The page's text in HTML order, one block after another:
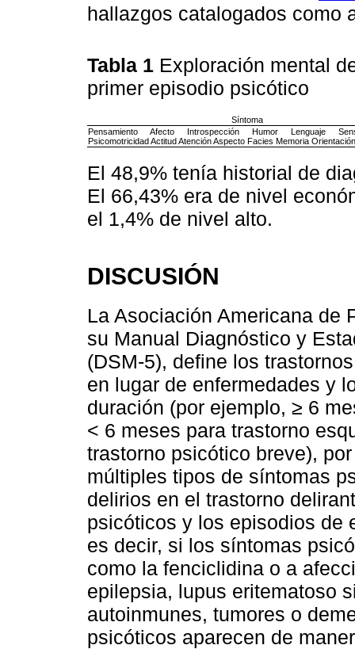
hallazgos catalogados como
Tabla 1 Exploración mental
primer episodio psicótico
Síntoma
Pensamiento Afecto Introspección Humor Lenguaje
Psicomotricidad Actitud Atención Aspecto Facies Memoria
El 48,9% tenía historial de
El 66,43% era de nivel
el 1,4% de nivel alto.
DISCUSIÓN
La Asociación Americana de
su Manual Diagnóstico y
(DSM-5), define los
en lugar de enfermedades y
duración (por ejemplo, ≥ 6
< 6 meses para trastorno
trastorno psicótico breve),
múltiples tipos de síntomas
delirios en el trastorno
psicóticos y los episodios de
es decir, si los síntomas
como la fenciclidina o a
epilepsia, lupus eritematoso
autoinmunes, tumores o
psicóticos aparecen de